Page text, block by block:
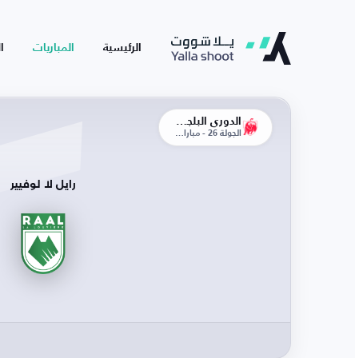
الرئيسية المباريات
الجولة 26 - مباراة الإياب
رايل لا لوفيير